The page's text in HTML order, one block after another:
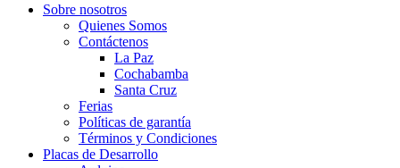
Sobre nosotros
Quienes Somos
Contáctenos
La Paz
Cochabamba
Santa Cruz
Ferias
Políticas de garantía
Términos y Condiciones
Placas de Desarrollo